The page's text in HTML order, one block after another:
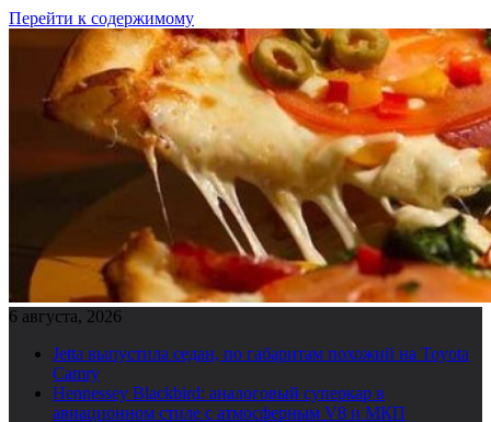
Перейти к содержимому
6 августа, 2026
Jetta выпустила седан, по габаритам похожий на Toyota
Camry
Hennessey Blackbird: аналоговый суперкар в
авиационном стиле с атмосферным V8 и МКП